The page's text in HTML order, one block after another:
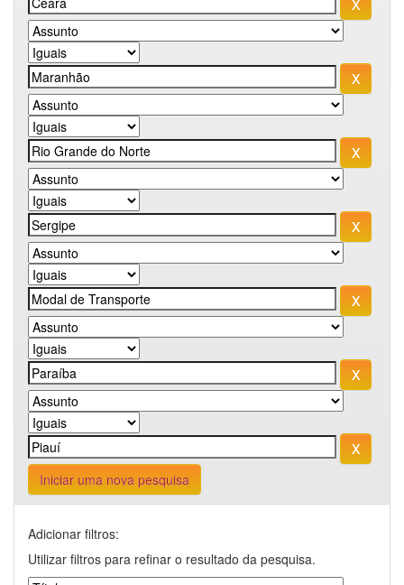
Iniciar uma nova pesquisa
Adicionar filtros:
Utilizar filtros para refinar o resultado da pesquisa.